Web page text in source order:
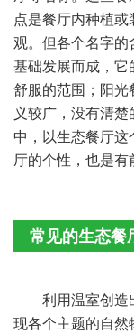
点是餐厅内种植
观。但各个名字
基础发展而成，
舒服的范围；阳
义较广，没有清
中，以生态餐厅
厅的个性，也是有
常见的生态餐
利用温室创造
现各个主题的自